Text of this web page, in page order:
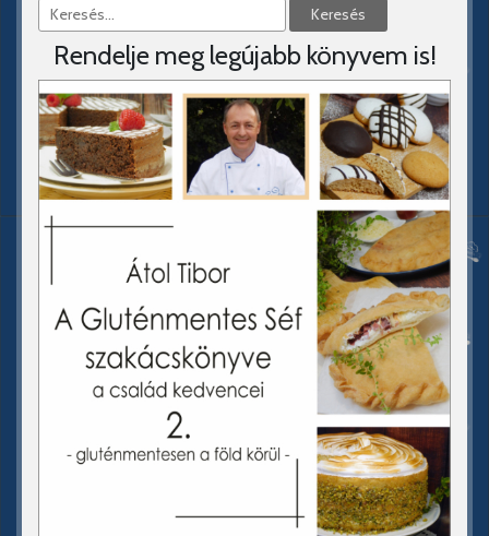
Rendelje meg legújabb könyvem is!